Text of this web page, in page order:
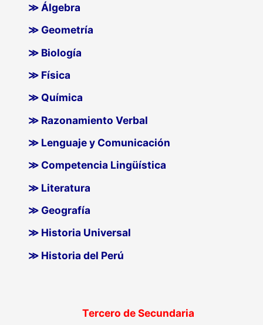
≫ Álgebra
≫ Geometría
≫ Biología
≫ Física
≫ Química
≫ Razonamiento Verbal
≫ Lenguaje y Comunicación
≫ Competencia Lingüística
≫ Literatura
≫ Geografía
≫ Historia Universal
≫ Historia del Perú
Tercero de Secundaria